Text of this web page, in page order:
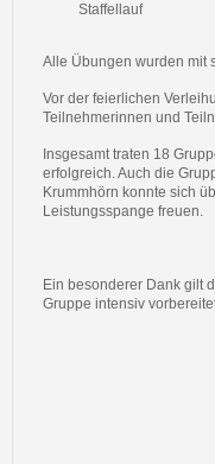
Staffellauf
Alle Übungen wurden mit
Vor der feierlichen
Teilnehmerinnen und
Insgesamt traten 18
erfolgreich. Auch die
Krummhörn konnte sich
Leistungsspange freuen.
Ein besonderer Dank gilt
Gruppe intensiv